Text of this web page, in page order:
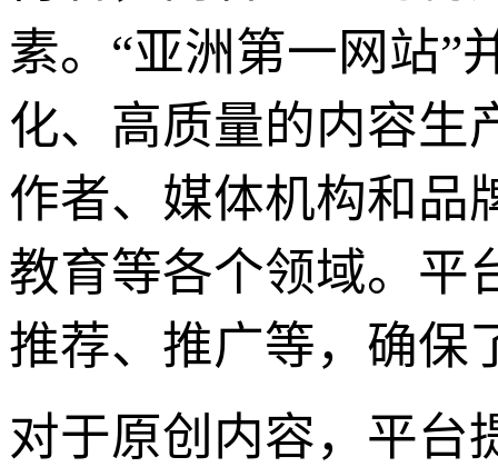
素。“亚洲第一网站”
化、高质量的内容生
作者、媒体机构和品
教育等各个领域。平
推荐、推广等，确保
对于原创内容，平台